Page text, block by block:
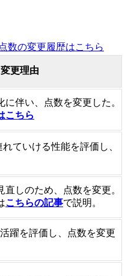
点数の変更履歴はこちら
変更理由
に伴い、点数を変更した。
こちら
れていける性能を評価し、
直しのため、点数を変更。
こちらの記事で説明。
躍を評価し、点数を変更